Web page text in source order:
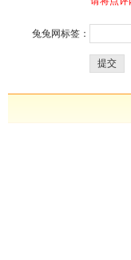
兔兔网标签：
提交